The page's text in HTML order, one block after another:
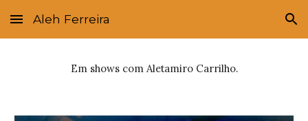
Skip to main content Skip to navigation
Aleh Ferreira
Em shows com Aletamiro Carrilho.